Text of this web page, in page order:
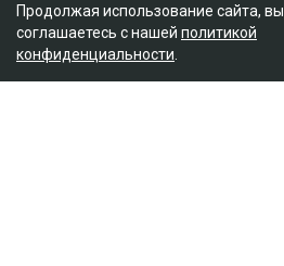
Продолжая использование сайта, вы
соглашаетесь с нашей политикой
конфиденциальности